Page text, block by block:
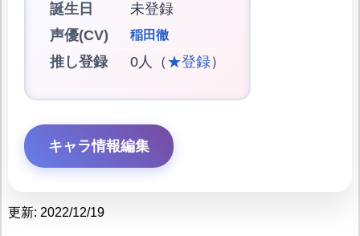
誕生日
未登録
声優(CV)
稲田徹
推し登録 0人（ ★登録）
キャラ情報編集
更新: 2022/12/19